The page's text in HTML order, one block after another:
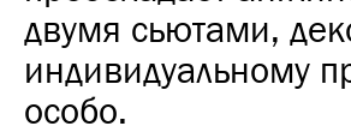
двумя сьютами,
индивидуальному
особо.